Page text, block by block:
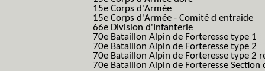
15e Corps d'Armée
15e Corps d'Armée - Comité d entraide
66e Division d'Infanterie
70e Bataillon Alpin de Forteresse type 1
70e Bataillon Alpin de Forteresse type 2
70e Bataillon Alpin de Forteresse type 2
70e Bataillon Alpin de Forteresse